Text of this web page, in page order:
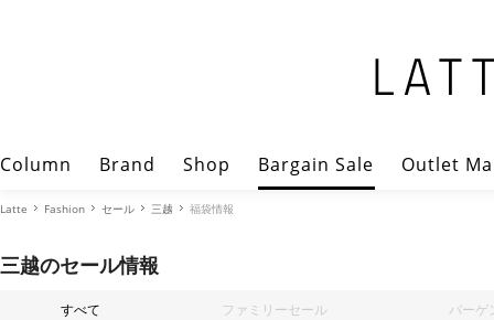
Column Brand Shop Bargain Sale Outlet
Latte Fashion セール 三越 福袋情報
三越のセール情報
すべて ファミリーセール バーゲ